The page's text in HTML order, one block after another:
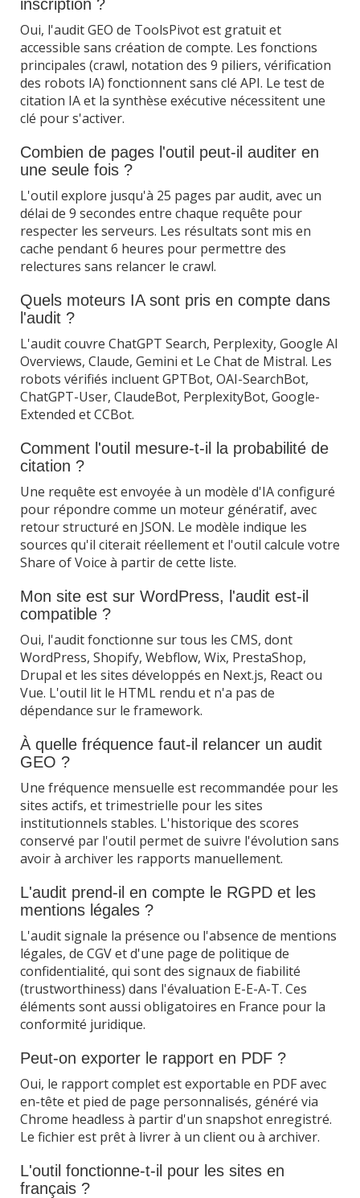
inscription ?
Oui, l'audit GEO de ToolsPivot est gratuit et
accessible sans création de compte. Les fonctions
principales (crawl, notation des 9 piliers, vérification
des robots IA) fonctionnent sans clé API. Le test de
citation IA et la synthèse exécutive nécessitent une
clé pour s'activer.
Combien de pages l'outil peut-il auditer en
une seule fois ?
L'outil explore jusqu'à 25 pages par audit, avec un
délai de 9 secondes entre chaque requête pour
respecter les serveurs. Les résultats sont mis en
cache pendant 6 heures pour permettre des
relectures sans relancer le crawl.
Quels moteurs IA sont pris en compte dans
l'audit ?
L'audit couvre ChatGPT Search, Perplexity, Google AI
Overviews, Claude, Gemini et Le Chat de Mistral. Les
robots vérifiés incluent GPTBot, OAI-SearchBot,
ChatGPT-User, ClaudeBot, PerplexityBot, Google-
Extended et CCBot.
Comment l'outil mesure-t-il la probabilité de
citation ?
Une requête est envoyée à un modèle d'IA configuré
pour répondre comme un moteur génératif, avec
retour structuré en JSON. Le modèle indique les
sources qu'il citerait réellement et l'outil calcule votre
Share of Voice à partir de cette liste.
Mon site est sur WordPress, l'audit est-il
compatible ?
Oui, l'audit fonctionne sur tous les CMS, dont
WordPress, Shopify, Webflow, Wix, PrestaShop,
Drupal et les sites développés en Next.js, React ou
Vue. L'outil lit le HTML rendu et n'a pas de
dépendance sur le framework.
À quelle fréquence faut-il relancer un audit
GEO ?
Une fréquence mensuelle est recommandée pour les
sites actifs, et trimestrielle pour les sites
institutionnels stables. L'historique des scores
conservé par l'outil permet de suivre l'évolution sans
avoir à archiver les rapports manuellement.
L'audit prend-il en compte le RGPD et les
mentions légales ?
L'audit signale la présence ou l'absence de mentions
légales, de CGV et d'une page de politique de
confidentialité, qui sont des signaux de fiabilité
(trustworthiness) dans l'évaluation E-E-A-T. Ces
éléments sont aussi obligatoires en France pour la
conformité juridique.
Peut-on exporter le rapport en PDF ?
Oui, le rapport complet est exportable en PDF avec
en-tête et pied de page personnalisés, généré via
Chrome headless à partir d'un snapshot enregistré.
Le fichier est prêt à livrer à un client ou à archiver.
L'outil fonctionne-t-il pour les sites en
français ?